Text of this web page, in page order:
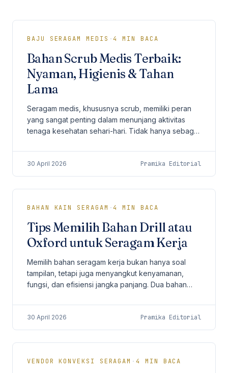
BAJU SERAGAM MEDIS ·4 MIN BACA
Bahan Scrub Medis Terbaik:
Nyaman, Higienis & Tahan
Lama
Seragam medis, khususnya scrub, memiliki peran
yang sangat penting dalam menunjang aktivitas
tenaga kesehatan sehari-hari. Tidak hanya sebagai
memberikan...
30 April 2026 Pramika Editorial
BAHAN KAIN SERAGAM ·4 MIN BACA
Tips Memilih Bahan Drill atau
Oxford untuk Seragam Kerja
Memilih bahan seragam kerja bukan hanya soal
tampilan, tetapi juga menyangkut kenyamanan,
fungsi, dan efisiensi jangka panjang. Dua bahan
perusahaan adalah...
30 April 2026 Pramika Editorial
VENDOR KONVEKSI SERAGAM ·4 MIN BACA